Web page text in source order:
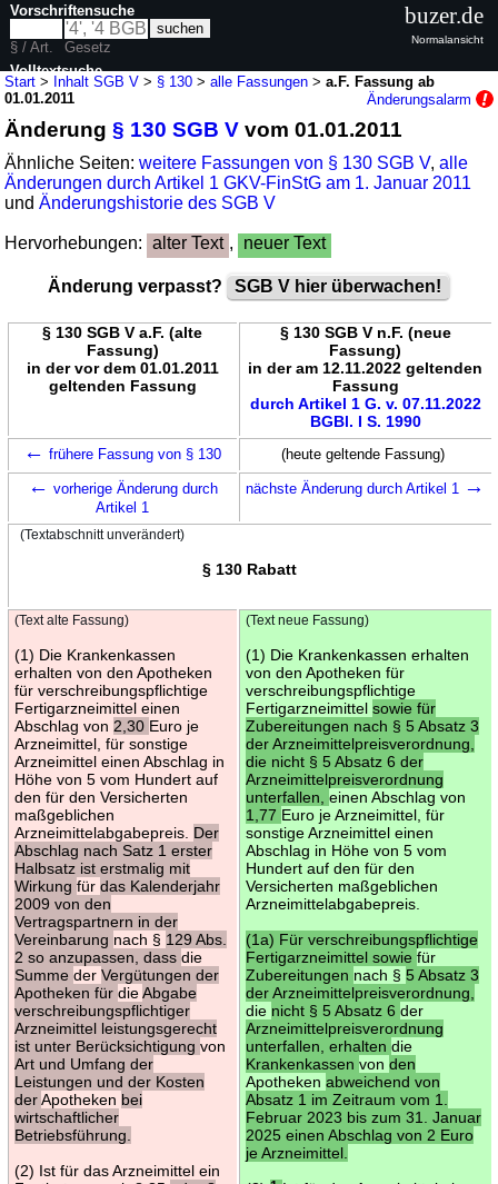
Start > Inhalt SGB V > § 130 >alle Fassungen >a.F. Fassung ab
01.01.2011
Änderungsalarm
Änderung§ 130 SGB V vom 01.01.2011
Ähnliche Seiten:weitere Fassungen von § 130 SGB V,alle
Änderungen durch Artikel 1 GKV-FinStG am 1. Januar 2011
undÄnderungshistorie des SGB V
Hervorhebungen: alter Text , neuer Text
Änderung verpasst? SGB V hier überwachen!
§ 130 SGB V a.F. (alte
Fassung)
in der vor dem 01.01.2011
geltenden Fassung
§ 130 SGB V n.F. (neue
Fassung)
in der am 12.11.2022 geltenden
Fassung
durch Artikel 1 G. v. 07.11.2022
BGBl. I S. 1990
← frühere Fassung von § 130 (heute geltende Fassung)
← vorherige Änderung durch
Artikel 1
nächste Änderung durch Artikel 1 →
(Textabschnitt unverändert)
§ 130 Rabatt
(Text alte Fassung)
(1) Die Krankenkassen
erhalten von den Apotheken
für verschreibungspflichtige
Fertigarzneimittel einen
Abschlag von 2,30 Euro je
Arzneimittel, für sonstige
Arzneimittel einen Abschlag in
Höhe von 5 vom Hundert auf
den für den Versicherten
maßgeblichen
Arzneimittelabgabepreis. Der
Abschlag nach Satz 1 erster
Halbsatz ist erstmalig mit
Wirkung für das Kalenderjahr
2009 von den
Vertragspartnern in der
Vereinbarung nach § 129 Abs.
2 so anzupassen, dass die
Summe der Vergütungen der
Apotheken für dieAbgabe
verschreibungspflichtiger
Arzneimittel leistungsgerecht
ist unter Berücksichtigung von
Art und Umfang der
Leistungen und der Kosten
derApotheken bei
wirtschaftlicher
Betriebsführung.
(2) Ist für das Arzneimittel ein
(Text neue Fassung)
(1) Die Krankenkassen erhalten
von den Apotheken für
verschreibungspflichtige
Fertigarzneimittel sowie für
Zubereitungen nach § 5 Absatz 3
der Arzneimittelpreisverordnung,
die nicht § 5 Absatz 6 der
Arzneimittelpreisverordnung
unterfallen, einen Abschlag von
1,77 Euro je Arzneimittel, für
sonstige Arzneimittel einen
Abschlag in Höhe von 5 vom
Hundert auf den für den
Versicherten maßgeblichen
Arzneimittelabgabepreis.
(1a) Für verschreibungspflichtige
Fertigarzneimittel sowie für
Zubereitungen nach § 5 Absatz 3
der Arzneimittelpreisverordnung,
die nicht § 5 Absatz 6 der
Arzneimittelpreisverordnung
unterfallen, erhalten die
Krankenkassen von den
Apotheken abweichend von
Absatz 1 im Zeitraum vom 1.
Februar 2023 bis zum 31. Januar
2025 einen Abschlag von 2 Euro
je Arzneimittel.
Vorschriftensuche
§ / Art.
Gesetz
Volltextsuche
buzer.de
Normalansicht